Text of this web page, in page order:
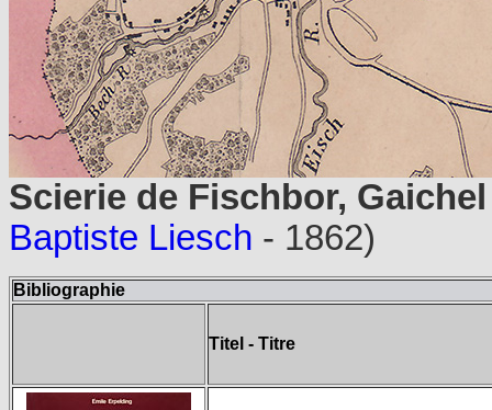
Scierie de Fischbor, Gaichel
Baptiste Liesch - 1862)
Bibliographie
Titel - Titre